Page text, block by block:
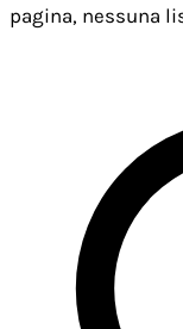
pagina, nessuna